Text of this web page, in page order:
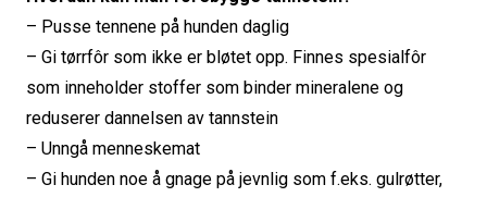
– Pusse tennene på hunden daglig
– Gi tørrfôr som ikke er bløtet opp. Finnes spesialfôr
som inneholder stoffer som binder mineralene og
reduserer dannelsen av tannstein
– Unngå menneskemat
– Gi hunden noe å gnage på jevnlig som f.eks. gulrøtter,